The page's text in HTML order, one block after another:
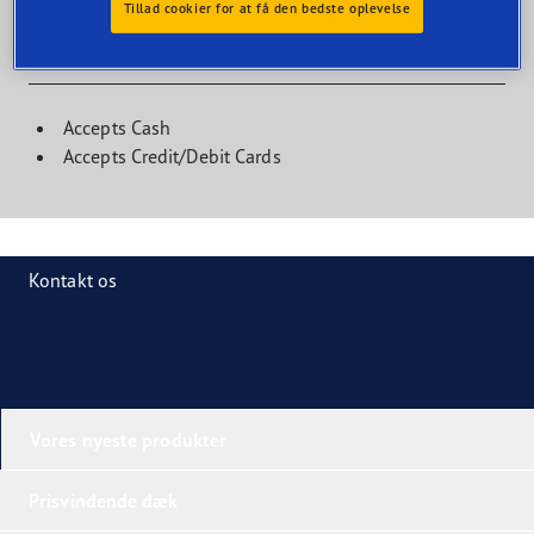
Kundefaciliteter
Accepts Cash
Accepts Credit/Debit Cards
Kontakt os
Tillad cookier for at få den bedste oplevelse